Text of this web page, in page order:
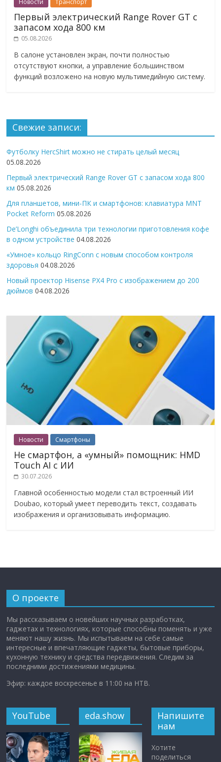
Первый электрический Range Rover GT с
запасом хода 800 км
05.08.2026
В салоне установлен экран, почти полностью
отсутствуют кнопки, а управление большинством
функций возложено на новую мультимедийную систему.
Свежие записи:
Футболку HercShirt можно не стирать целый месяц
05.08.2026
Первый электрический Range Rover GT с запасом хода 800
км 05.08.2026
Для планшетов, мини-ПК и смартфонов: клавиатура MNT
Pocket Reform 05.08.2026
De’Longhi объединила три технологии приготовления кофе
в одном устройстве 04.08.2026
«Умное» кольцо RingConn с новым способом контроля
здоровья 04.08.2026
Новый проектор Hisense PX4 Pro с изображением до 200
дюймов 04.08.2026
Новости Смартфоны
Не смартфон, а «умный» помощник: HMD
Touch AI с ИИ
30.07.2026
Главной особенностью модели стал встроенный ИИ
Doubao, который умеет переводить текст, создавать
изображения и организовывать информацию.
О проекте
Мы рассказываем о новейших научных разработках,
гаджетах и технологиях, которые способны поменять и уже
меняют нашу жизнь. Мы испытываем на себе самые
интересные и впечатляющие гаджеты, бытовые приборы,
кухонную технику и средства передвижения. Следим за
последними достижениями медицины.
Эфир: каждое воскресенье в 11:00 на НТВ.
YouTube eda.show
Напишите
нам
Хотите
поделиться